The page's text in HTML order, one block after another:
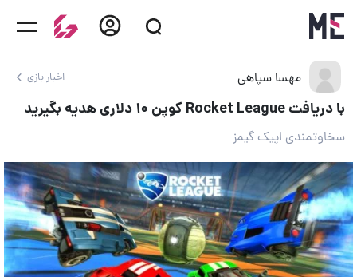
مهسا سپاهی اخبار بازی
با دریافت Rocket League کوپن ۱۰ دلاری هدیه بگیرید
سخاوتمندی اپیک گیمز